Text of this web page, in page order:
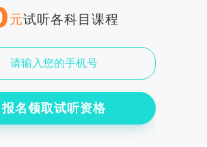
元试听各科目课程
报名领取试听资格